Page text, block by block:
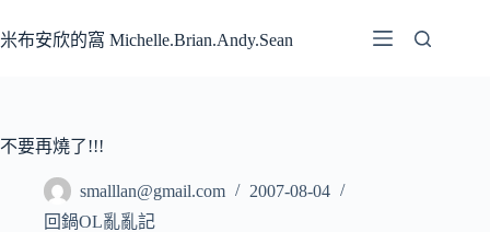
至
容
米布安欣的窩 Michelle.Brian.Andy.Sean
不要再燒了!!!
smalllan@gmail.com
2007-08-04
回鍋OL亂亂記